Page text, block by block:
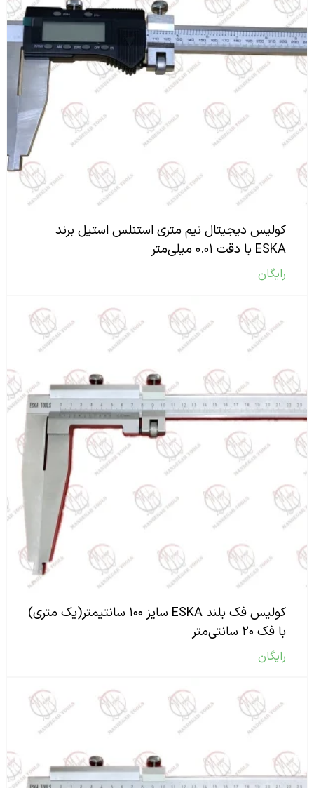
کولیس دیجیتال نیم متری استنلس استیل برند
ESKA با دقت ۰.۰۱ میلی‌متر
رایگان
کولیس فک بلند ESKA سایز ۱۰۰ سانتیمتر(یک متری)
با فک ۲۰ سانتی‌متر
رایگان